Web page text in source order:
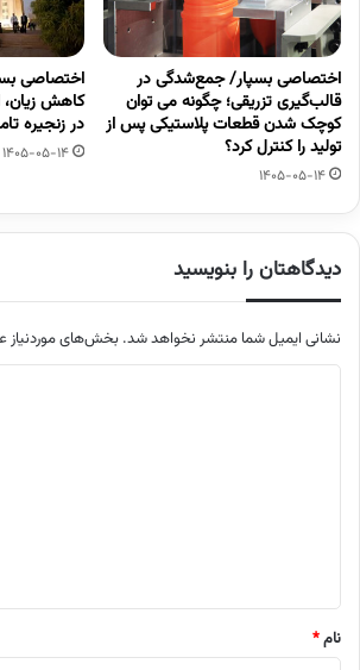
اختصاصی بسپار/ جمع‌شدگی در
قالب‌گیری تزریقی؛ چگونه می توان
کوچک شدن قطعات پلاستیکی پس از
تولید را کنترل کرد؟
1405-05-14
اختصاصی
کاهش زیان،
در زنجیره
1405-05-14
دیدگاهتان را بنویسید
نشانی ایمیل شما منتشر نخواهد شد. بخش‌های موردنیاز
نام*